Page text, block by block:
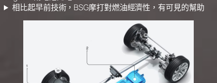
相比起早前技術，BSG摩打對燃油經濟性，有可見的幫助